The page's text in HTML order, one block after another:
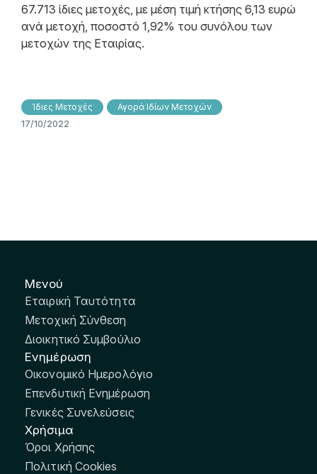
67.713 ίδιες μετοχές, με μέση τιμή κτήσης 6,13 ευρώ
ανά μετοχή, ποσοστό 1,92% του συνόλου των
μετοχών της Εταιρίας.
Ίδιες Μετοχές Αγορά Ιδίων Μετοχών
17/10/2022
Μενού
Εταιρική Ταυτότητα
Μετοχική Σύνθεση
Διοικητικό Συμβούλιο
Ενημέρωση
Οικονομικό Ημερολόγιο
Επενδυτική Ενημέρωση
Γενικές Συνελεύσεις
Χρήσιμα
Όροι Χρήσης
Πολιτική Cookies